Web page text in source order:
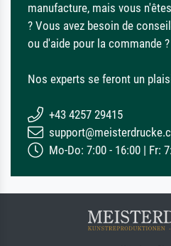
manufacture, mais vous
? Vous avez besoin de
ou d'aide pour la commande ?
Nos experts se feront un
+43 4257 29415
Mo-Do: 7:00 - 16:00 | Fr: